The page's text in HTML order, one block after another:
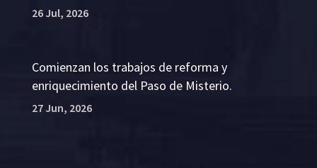
26 Jul, 2026
Comienzan los trabajos de reforma y
enriquecimiento del Paso de Misterio.
27 Jun, 2026